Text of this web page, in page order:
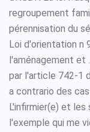
regroupement
pérennisation du
Loi d'orientation n
l'aménagement et
par l'article 742-1
a contrario des
L'infirmier(e) et
l'exemple qui me